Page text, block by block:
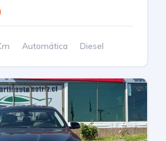
Automática
Diesel